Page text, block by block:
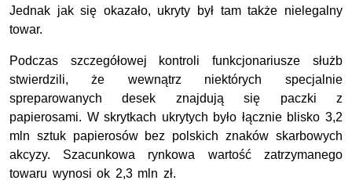
Jednak jak się okazało, ukryty był tam także nielegalny
towar.
Podczas szczegółowej kontroli funkcjonariusze służb
stwierdzili, że wewnątrz niektórych specjalnie
spreparowanych desek znajdują się paczki z
papierosami. W skrytkach ukrytych było łącznie blisko 3,2
mln sztuk papierosów bez polskich znaków skarbowych
akcyzy. Szacunkowa rynkowa wartość zatrzymanego
towaru wynosi ok 2,3 mln zł.